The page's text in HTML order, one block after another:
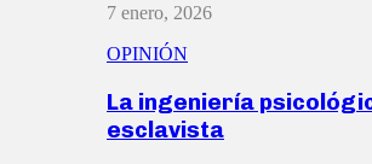
7 enero, 2026
OPINIÓN
La ingeniería
esclavista